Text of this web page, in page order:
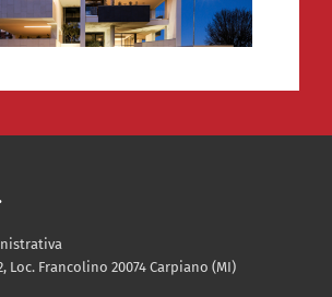
Loc. Francolino 20074 Carpiano (MI)